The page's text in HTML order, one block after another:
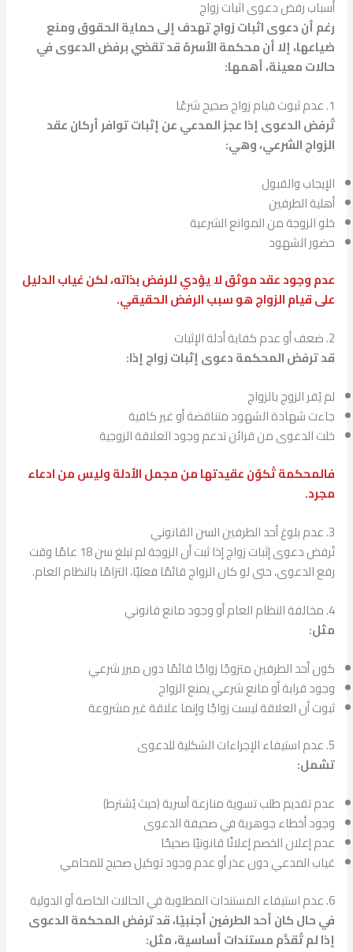
أسباب رفض دعوى اثبات زواج
رغم أن دعوى اثبات زواج تهدف إلى حماية الحقوق ومنع
ضياعها، إلا أن محكمة الأسرة قد تقضي برفض الدعوى في
حالات معينة، أهمها:
1. عدم ثبوت قيام زواج صحيح شرعًا
تُرفض الدعوى إذا عجز المدعي عن إثبات توافر أركان عقد
الزواج الشرعي، وهي:
الإيجاب والقبول
أهلية الطرفين
خلو الزوجة من الموانع الشرعية
حضور الشهود
عدم وجود عقد موثق لا يؤدي للرفض بذاته، لكن غياب الدليل
على قيام الزواج هو سبب الرفض الحقيقي.
2. ضعف أو عدم كفاية أدلة الإثبات
قد ترفض المحكمة دعوى إثبات زواج إذا:
لم يُقر الزوج بالزواج
جاءت شهادة الشهود متناقضة أو غير كافية
خلت الدعوى من قرائن تدعم وجود العلاقة الزوجية
فالمحكمة تُكوّن عقيدتها من مجمل الأدلة وليس من ادعاء
مجرد.
3. عدم بلوغ أحد الطرفين السن القانوني
تُرفض دعوى إثبات زواج إذا ثبت أن الزوجة لم تبلغ سن 18 عامًا وقت
رفع الدعوى، حتى لو كان الزواج قائمًا فعليًا، التزامًا بالنظام العام.
4. مخالفة النظام العام أو وجود مانع قانوني
مثل:
كون أحد الطرفين متزوجًا زواجًا قائمًا دون مبرر شرعي
وجود قرابة أو مانع شرعي يمنع الزواج
ثبوت أن العلاقة ليست زواجًا وإنما علاقة غير مشروعة
5. عدم استيفاء الإجراءات الشكلية للدعوى
تشمل:
عدم تقديم طلب تسوية منازعة أسرية (حيث يُشترط)
وجود أخطاء جوهرية في صحيفة الدعوى
عدم إعلان الخصم إعلانًا قانونيًا صحيحًا
غياب المدعي دون عذر أو عدم وجود توكيل صحيح للمحامي
6. عدم استيفاء المستندات المطلوبة في الحالات الخاصة أو الدولية
في حال كان أحد الطرفين أجنبيًا، قد ترفض المحكمة الدعوى
إذا لم تُقدَّم مستندات أساسية، مثل: